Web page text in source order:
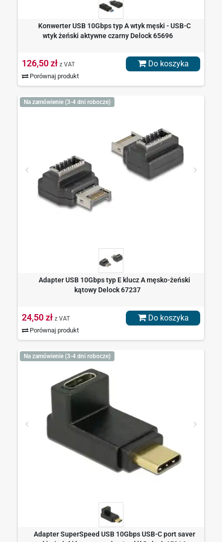
Konwerter USB 10Gbps typ A wtyk męski - USB-C
wtyk żeński aktywne czarny Delock 65696
126,50 zł z VAT
Porównaj produkt
Do koszyka
Na zamówienie (3-4 dni robocze)
Adapter USB 10Gbps typ E klucz A męsko-żeński
kątowy Delock 67237
24,50 zł z VAT
Porównaj produkt
Do koszyka
Na zamówienie (3-4 dni robocze)
Adapter SuperSpeed USB 10Gbps USB-C port saver